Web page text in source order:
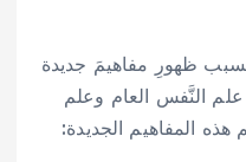
ظهورِ مفاهيمَ جديدة
النَّفس العام وعلم
المفاهيم الجديدة: